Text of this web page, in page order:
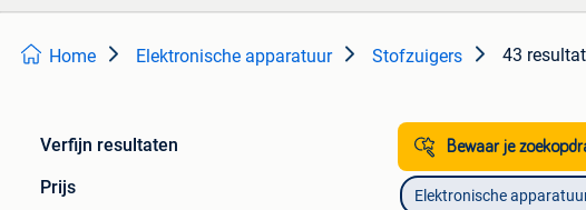
Home Elektronische apparatuur Stofzuigers 43
Verfijn resultaten
Prijs
Bewaar je
Elektronische